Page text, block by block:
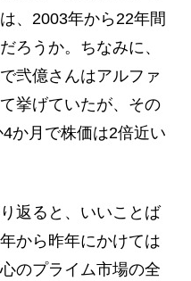
、2003年から22年間
ろうか。ちなみに、
弐億さんはアルファ
挙げていたが、その
か月で株価は2倍近い
返ると、いいことば
から昨年にかけては
のプライム市場の全